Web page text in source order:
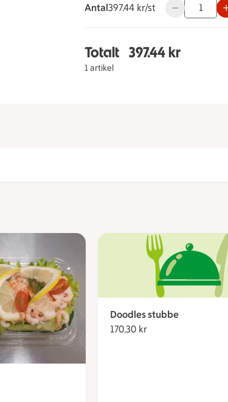
Antal
397.44 kronor styck
397.44 kr/st Använd
Totalt
1 artikel
Totalt 1 stycken Räk
397.44 kr
Doodles stubbe
170.30 kr